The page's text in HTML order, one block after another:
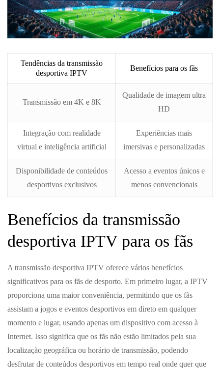
Tendências da transmissão
desportiva IPTV
Benefícios para os fãs
Transmissão em 4K e 8K
Qualidade de imagem ultra
HD
Integração com realidade
virtual e inteligência artificial
Experiências mais
imersivas e personalizadas
Disponibilidade de conteúdos
desportivos exclusivos
Acesso a eventos únicos e
menos convencionais
Benefícios da transmissão
desportiva IPTV para os fãs
A transmissão desportiva IPTV oferece vários benefícios
significativos para os fãs de desporto. Em primeiro lugar, a IPTV
proporciona uma maior conveniência, permitindo que os fãs
assistam a jogos e eventos desportivos em direto em qualquer
momento e lugar, usando apenas um dispositivo com acesso à
Internet. Isso significa que os fãs não estão limitados pela sua
localização geográfica ou horário de transmissão, podendo
desfrutar de conteúdos desportivos em tempo real onde quer que